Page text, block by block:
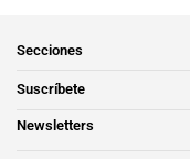
Secciones
Suscríbete
Newsletters